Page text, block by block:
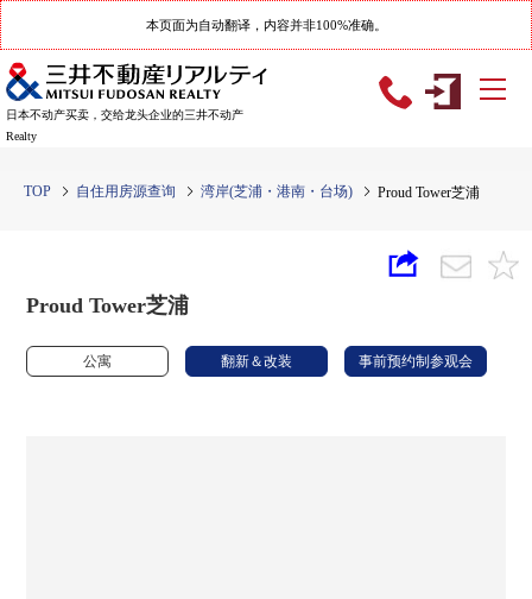
本页面为自动翻译，内容并非100%准确。
日本不动产买卖，交给龙头企业的三井不动产
Realty
TOP 自住用房源查询 湾岸(芝浦・港南・台场) Proud Tower芝浦
Proud Tower芝浦
公寓 翻新＆改装 事前预约制参观会